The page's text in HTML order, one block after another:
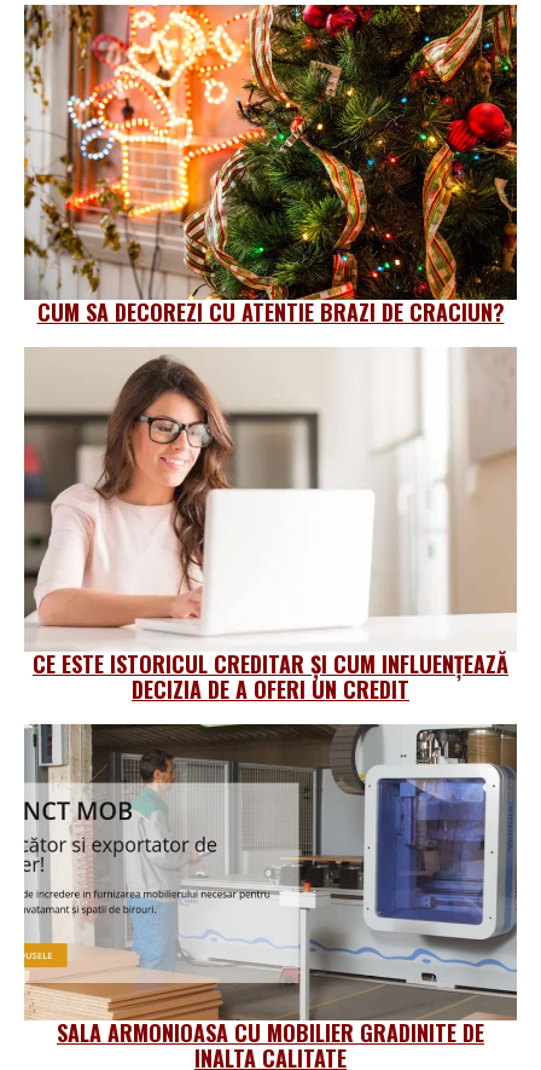
CUM SA DECOREZI CU ATENTIE BRAZI DE CRACIUN?
CE ESTE ISTORICUL CREDITAR ȘI CUM INFLUENȚEAZĂ
DECIZIA DE A OFERI UN CREDIT
SALA ARMONIOASA CU MOBILIER GRADINITE DE
INALTA CALITATE